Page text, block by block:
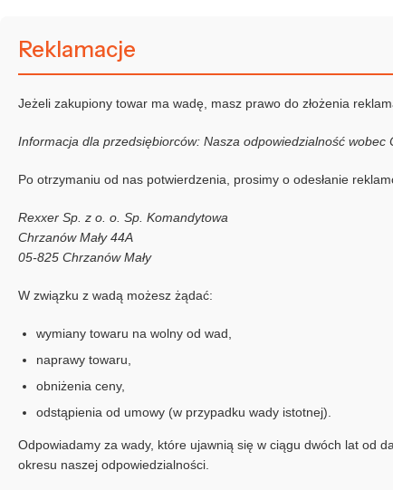
Reklamacje
Jeżeli zakupiony towar ma wadę, masz prawo do złożenia
Informacja dla przedsiębiorców: Nasza odpowiedzialność wobec
Po otrzymaniu od nas potwierdzenia, prosimy o odesłanie
Rexxer Sp. z o. o. Sp. Komandytowa
Chrzanów Mały 44A
05-825 Chrzanów Mały
W związku z wadą możesz żądać:
wymiany towaru na wolny od wad,
naprawy towaru,
obniżenia ceny,
odstąpienia od umowy (w przypadku wady istotnej).
Odpowiadamy za wady, które ujawnią się w ciągu dwóch lat od
okresu naszej odpowiedzialności.